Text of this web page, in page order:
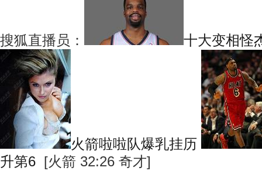
搜狐直播员： 十大变相怪
火箭啦啦队爆乳挂历
升第6 [火箭 32:26 奇才]